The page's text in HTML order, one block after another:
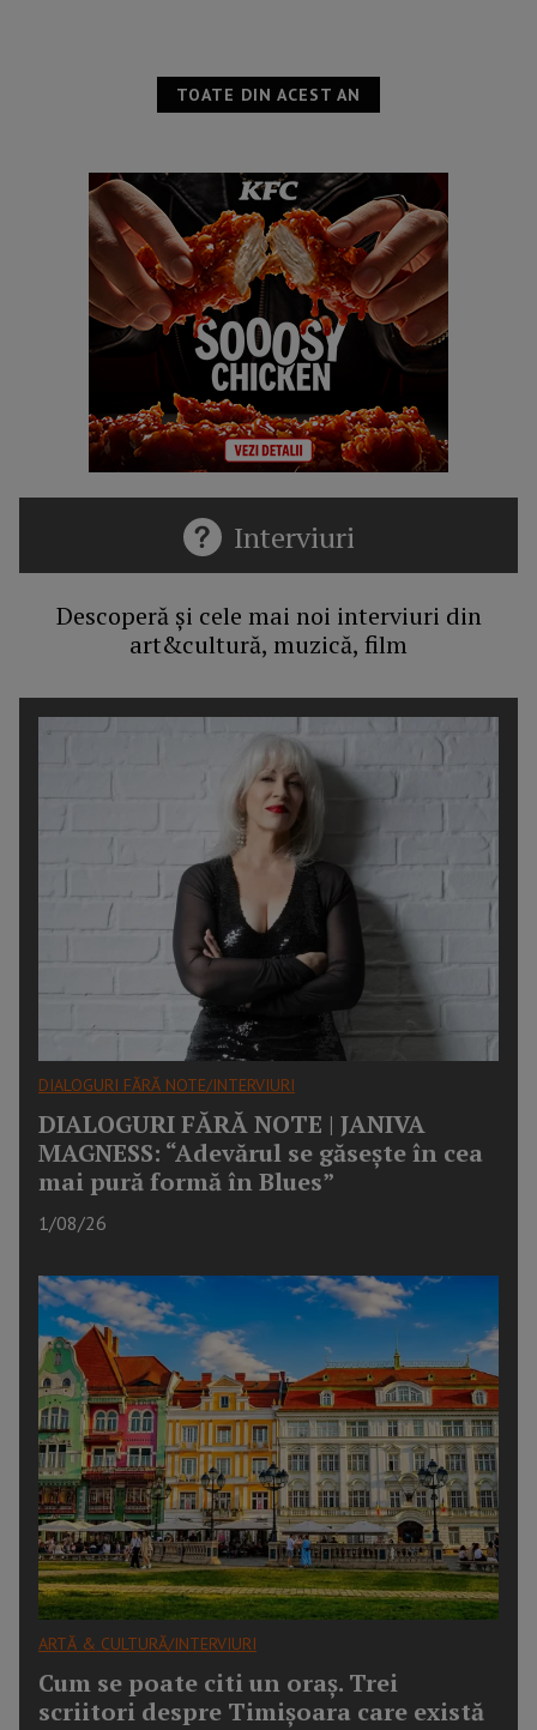
TOATE DIN ACEST AN
Interviuri
Descoperă și cele mai noi interviuri din
art&cultură, muzică, film
DIALOGURI FĂRĂ NOTE/INTERVIURI
DIALOGURI FĂRĂ NOTE | JANIVA
MAGNESS: “Adevărul se găseşte în cea
mai pură formă în Blues”
1/08/26
ARTĂ & CULTURĂ/INTERVIURI
Cum se poate citi un oraș. Trei
scriitori despre Timișoara care există